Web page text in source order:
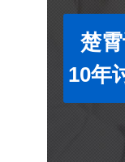
楚
10年